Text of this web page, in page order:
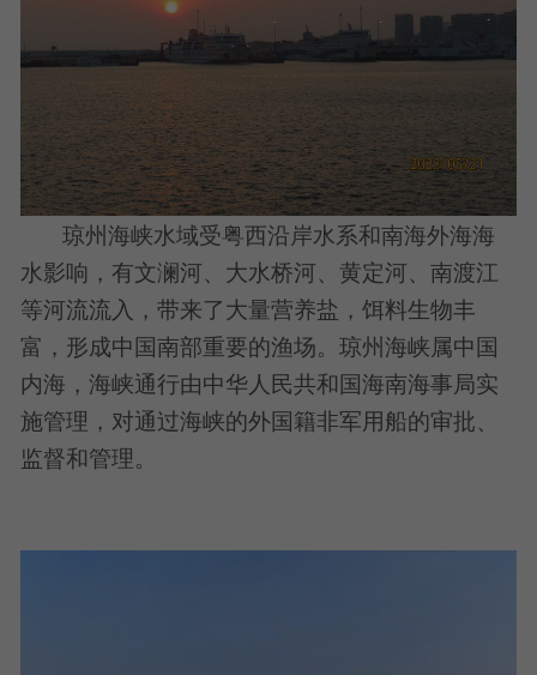
琼州海峡水域受粤西沿岸水系和南海外海海
水影响，有文澜河、大水桥河、黄定河、南渡江
等河流流入，带来了大量营养盐，饵料生物丰
富，形成中国南部重要的渔场。琼州海峡属中国
内海，海峡通行由中华人民共和国海南海事局实
施管理，对通过海峡的外国籍非军用船的审批、
监督和管理。